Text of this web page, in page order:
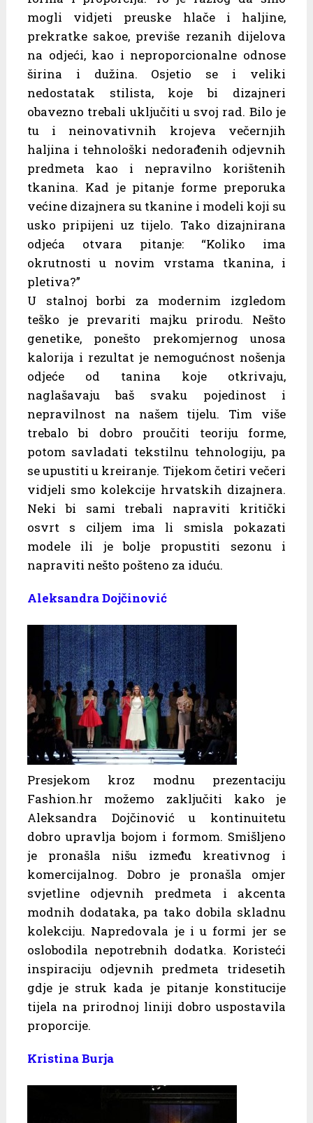
mogli vidjeti preuske hlače i haljine,
prekratke sakoe, previše rezanih dijelova
na odjeći, kao i neproporcionalne odnose
širina i dužina. Osjetio se i veliki
nedostatak stilista, koje bi dizajneri
obavezno trebali uključiti u svoj rad. Bilo je
tu i neinovativnih krojeva večernjih
haljina i tehnološki nedorađenih odjevnih
predmeta kao i nepravilno korištenih
tkanina. Kad je pitanje forme preporuka
većine dizajnera su tkanine i modeli koji su
usko pripijeni uz tijelo. Tako dizajnirana
odjeća otvara pitanje: “Koliko ima
okrutnosti u novim vrstama tkanina, i
pletiva?”
U stalnoj borbi za modernim izgledom
teško je prevariti majku prirodu. Nešto
genetike, ponešto prekomjernog unosa
kalorija i rezultat je nemogućnost nošenja
odjeće od tanina koje otkrivaju,
naglašavaju baš svaku pojedinost i
nepravilnost na našem tijelu. Tim više
trebalo bi dobro proučiti teoriju forme,
potom savladati tekstilnu tehnologiju, pa
se upustiti u kreiranje. Tijekom četiri večeri
vidjeli smo kolekcije hrvatskih dizajnera.
Neki bi sami trebali napraviti kritički
osvrt s ciljem ima li smisla pokazati
modele ili je bolje propustiti sezonu i
napraviti nešto pošteno za iduću.
Aleksandra Dojčinović
Presjekom kroz modnu prezentaciju
Fashion.hr možemo zaključiti kako je
Aleksandra Dojčinović u kontinuitetu
dobro upravlja bojom i formom. Smišljeno
je pronašla nišu između kreativnog i
komercijalnog. Dobro je pronašla omjer
svjetline odjevnih predmeta i akcenta
modnih dodataka, pa tako dobila skladnu
kolekciju. Napredovala je i u formi jer se
oslobodila nepotrebnih dodatka. Koristeći
inspiraciju odjevnih predmeta tridesetih
gdje je struk kada je pitanje konstitucije
tijela na prirodnoj liniji dobro uspostavila
proporcije.
Kristina Burja